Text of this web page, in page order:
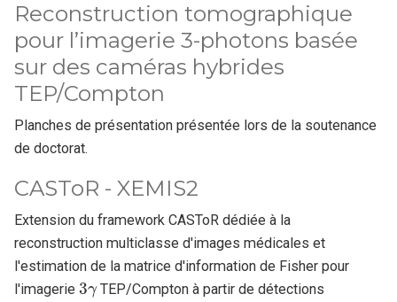
Reconstruction tomographique
pour l’imagerie 3-photons basée
sur des caméras hybrides
TEP/Compton
Planches de présentation présentée lors de la soutenance
de doctorat.
CASToR - XEMIS2
Extension du framework CASToR dédiée à la
reconstruction multiclasse d'images médicales et
l'estimation de la matrice d'information de Fisher pour
l'imagerie
3
TEP/Compton à partir de détections